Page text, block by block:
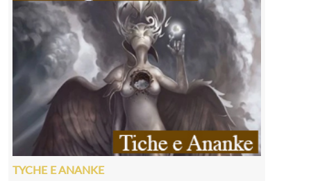
TYCHE E ANANKE